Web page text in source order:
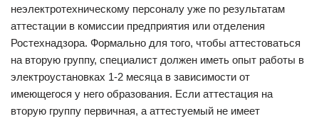
неэлектротехническому персоналу уже по результатам
аттестации в комиссии предприятия или отделения
Ростехнадзора. Формально для того, чтобы аттестоваться
на вторую группу, специалист должен иметь опыт работы в
электроустановках 1-2 месяца в зависимости от
имеющегося у него образования. Если аттестация на
вторую группу первичная, а аттестуемый не имеет